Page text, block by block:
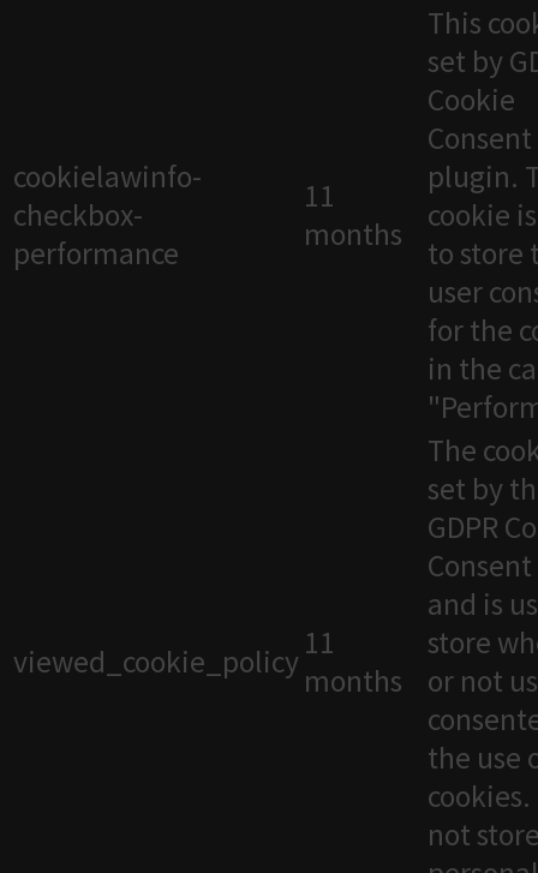
cookielawinfo-
checkbox-
performance
11
months
This
set by
Cookie
Consent
plugin.
cookie
to store
user
for the
in the
viewed_cookie_policy 11
months
The
set by
GDPR
and is
store
or not
the use
not